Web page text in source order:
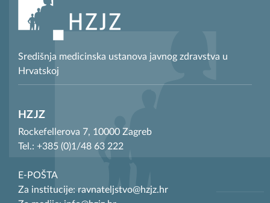
Središnja medicinska ustanova javnog zdravstva u
Hrvatskoj
HZJZ
Rockefellerova 7, 10000 Zagreb
Tel.: +385 (0)1/48 63 222
E-POŠTA
Za institucije: ravnateljstvo@hzjz.hr